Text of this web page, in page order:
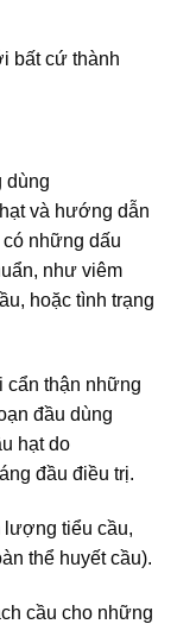
bất cứ thành
dùng
và hướng dẫn
những dấu
như viêm
hoặc tình trạng
cẩn thận những
đầu dùng
hạt do
đầu điều trị.
lượng tiểu cầu,
thể huyết cầu).
cầu cho những